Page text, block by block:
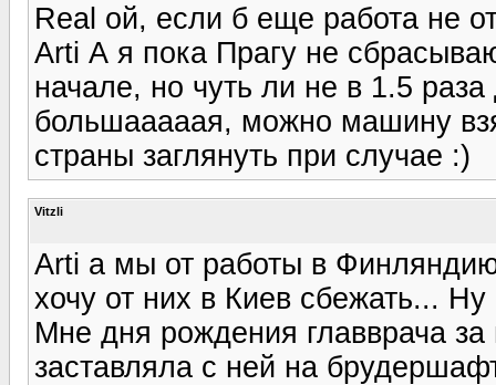
Real ой, если б еще работа не
Arti А я пока Прагу не
начале, но чуть ли не в 1.5
большааааая, можно машину
страны заглянуть при случае :)
Vitzli
Arti а мы от работы в
хочу от них в Киев сбежать...
Мне дня рождения главврача за
заставляла с ней на